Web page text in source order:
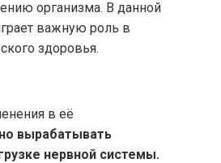
организма. В данной
важную роль в
здоровья.
в её
вырабатывать
нервной системы.